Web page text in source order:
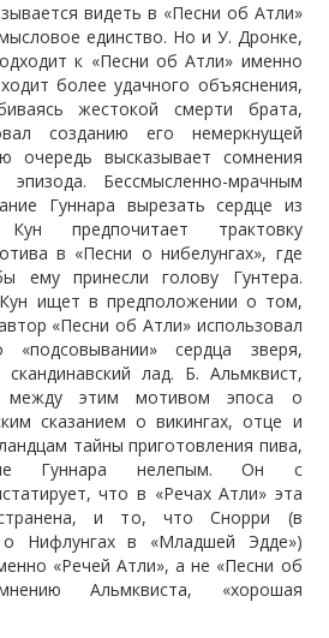
видеть в «Песни об Атли»
единство. Но и У. Дронке,
к «Песни об Атли» именно
более удачного объяснения,
жестокой смерти брата,
созданию его немеркнущей
высказывает сомнения
эпизода. Бессмысленно-мрачным
Гуннара вырезать сердце из
предпочитает трактовку
в «Песни о нибелунгах», где
ему принесли голову Гунтера.
ищет в предположении о том,
«Песни об Атли» использовал
сердца зверя,
лад. Б. Альмквист,
между этим мотивом эпоса о
сказанием о викингах, отце и
тайны приготовления пива,
Гуннара нелепым. Он с
что в «Речах Атли» эта
и то, что Снорри (в
о Нифлунгах в «Младшей Эдде»)
«Речей Атли», а не «Песни об
Альмквиста, «хорошая